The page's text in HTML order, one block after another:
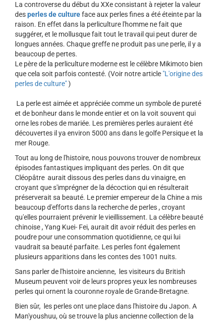
La controverse du début du XXe consistant à rejeter la valeur
desperles de cultureface aux perles fines a été éteinte par la
raison. En effet dans la perliculture l'homme ne fait que
suggérer, et le mollusque fait tout le travail qui peut durer de
longues années. Chaque greffe ne produit pas une perle, il y a
beaucoup de pertes.
Le père de la perliculture moderne est le célèbre Mikimoto bien
que cela soit parfois contesté. (Voir notre article "L'origine des
perles de culture")
La perle est aimée et appréciée comme un symbole de pureté
et de bonheur dans le monde entier et on la voit souvent qui
orne les robes de mariée. Les premières perles auraient été
découvertes il ya environ 5000 ans dans le golfe Persique et la
mer Rouge.
Tout au long de l'histoire, nous pouvons trouver de nombreux
épisodes fantastiques impliquant des perles. On dit que
Cléopâtre aurait dissous des perles dans du vinaigre, en
croyant que s'imprégner de la décoction qui en résulterait
préserverait sa beauté. Le premier empereur de la Chine a mis
beaucoup d'efforts dans la recherche de perles , croyant
qu'elles pourraient prévenir le vieillissement. La célèbre beauté
chinoise , Yang Kuei- Fei, aurait dit avoir réduit des perles en
poudre pour une consommation quotidienne, ce qui lui
vaudrait sa beauté parfaite. Les perles font également
plusieurs apparitions dans les contes des 1001 nuits.
Sans parler de l'histoire ancienne, les visiteurs du British
Museum peuvent voir de leurs propres yeux les nombreuses
perles qui ornent la couronne royale de Grande-Bretagne.
Bien sûr, les perles ont une place dans l'histoire du Japon. A
Man'youshuu, où se trouve la plus ancienne collection de la